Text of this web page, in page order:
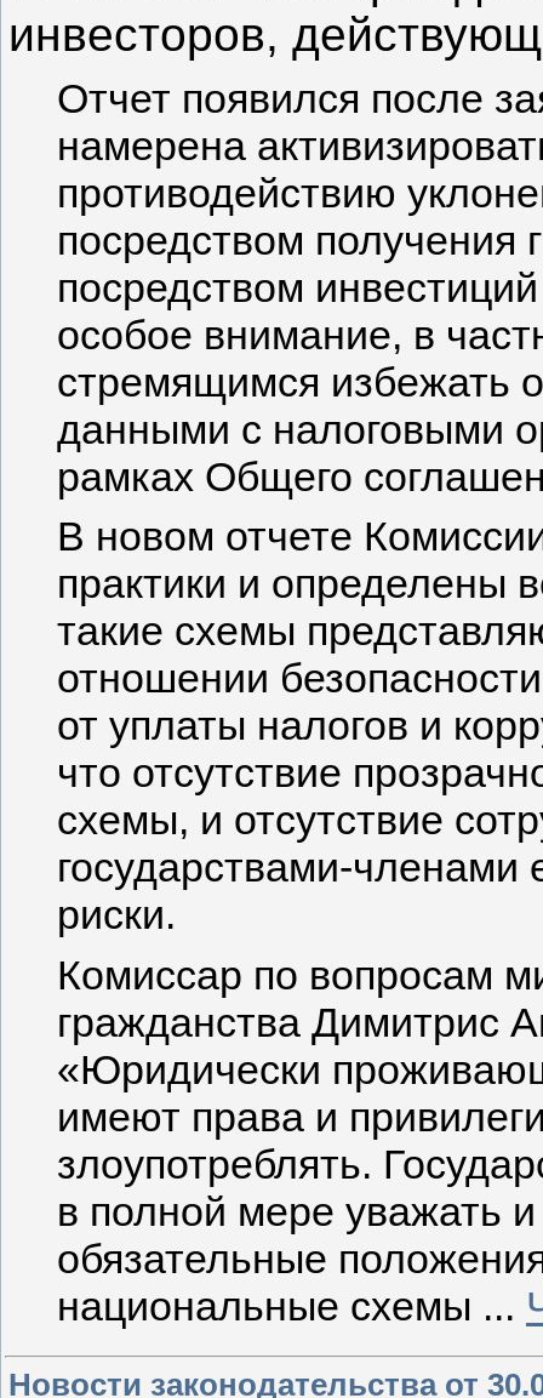
инвесторов,
Отчет появился после
намерена
противодействию
посредством получения
посредством
особое внимание, в
стремящимся избежать
данными с налоговыми
рамках Общего
В новом отчете
практики и определены
такие схемы
отношении
от уплаты налогов и
что отсутствие
схемы, и отсутствие
государствами-членами
риски.
Комиссар по вопросам
гражданства Димитрис
«Юридически
имеют права и
злоупотреблять.
в полной мере уважать
обязательные
национальные схемы ...
Новости законодательства от